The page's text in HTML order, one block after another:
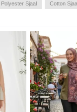
Polyester Sjaal Cotton